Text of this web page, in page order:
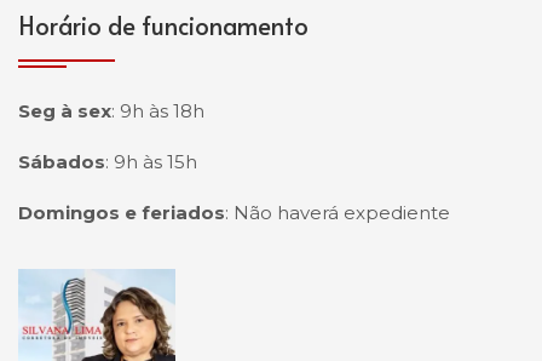
Horário de funcionamento
Seg à sex: 9h às 18h
Sábados: 9h às 15h
Domingos e feriados: Não haverá expediente
Página inicial